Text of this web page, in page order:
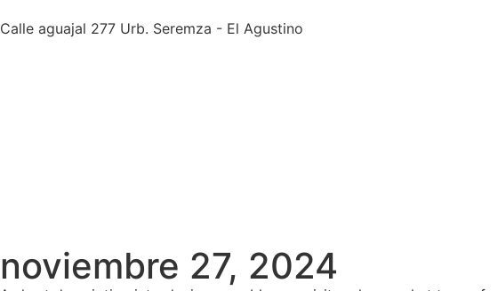
Calle aguajal 277 Urb. Seremza - El Agustino
noviembre 27, 2024